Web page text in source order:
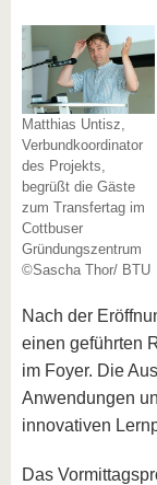
Matthias Untisz,
Verbundkoordinator
des Projekts,
begrüßt die Gäste
zum Transfertag im
Cottbuser
Gründungszentrum
©Sascha Thor/ BTU
Nach der
einen geführten
im Foyer. Die
Anwendungen
innovativen
Das